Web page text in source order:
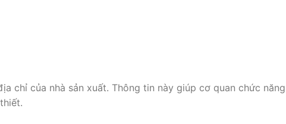
chỉ của nhà sản xuất. Thông tin này giúp cơ quan chức năng